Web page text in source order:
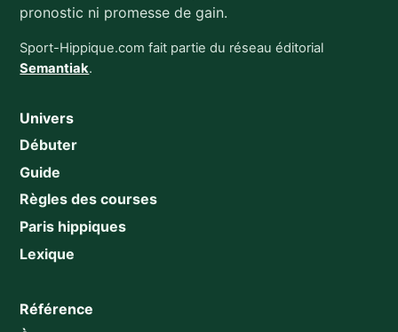
pronostic ni promesse de gain.
Sport-Hippique.com fait partie du réseau éditorial
Semantiak.
Univers
Débuter
Guide
Règles des courses
Paris hippiques
Lexique
Référence